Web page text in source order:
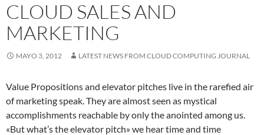
CLOUD SALES AND
MARKETING
MAYO 3, 2012 LATEST NEWS FROM CLOUD COMPUTING JOURNAL
Value Propositions and elevator pitches live in the rarefied air
of marketing speak. They are almost seen as mystical
accomplishments reachable by only the anointed among us.
«But what’s the elevator pitch» we hear time and time